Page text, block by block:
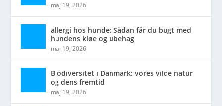
maj 19, 2026
allergi hos hunde: Sådan får du bugt med
hundens kløe og ubehag
maj 19, 2026
Biodiversitet i Danmark: vores vilde natur
og dens fremtid
maj 19, 2026